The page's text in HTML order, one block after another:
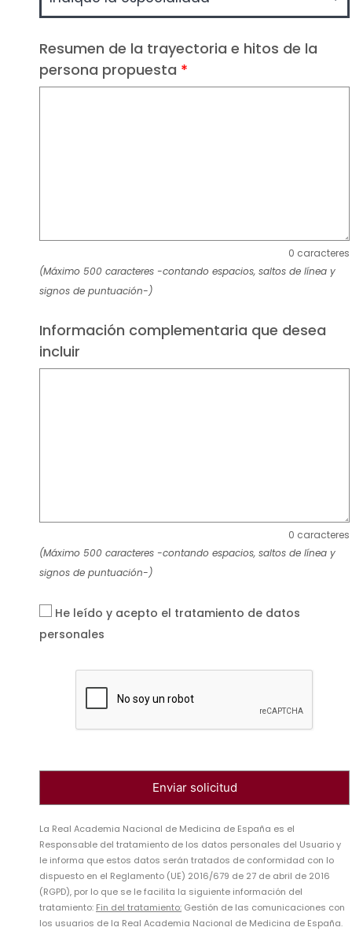
Resumen de la trayectoria e hitos de la
persona propuesta *
0 caracteres
(Máximo 500 caracteres -contando espacios, saltos de línea y
signos de puntuación-)
Información complementaria que desea
incluir
0 caracteres
(Máximo 500 caracteres -contando espacios, saltos de línea y
signos de puntuación-)
He leído y acepto el tratamiento de datos
personales
La Real Academia Nacional de Medicina de España es el
Responsable del tratamiento de los datos personales del Usuario y
le informa que estos datos serán tratados de conformidad con lo
dispuesto en el Reglamento (UE) 2016/679 de 27 de abril de 2016
(RGPD), por lo que se le facilita la siguiente información del
tratamiento: Fin del tratamiento: Gestión de las comunicaciones con
los usuarios de la Real Academia Nacional de Medicina de España.